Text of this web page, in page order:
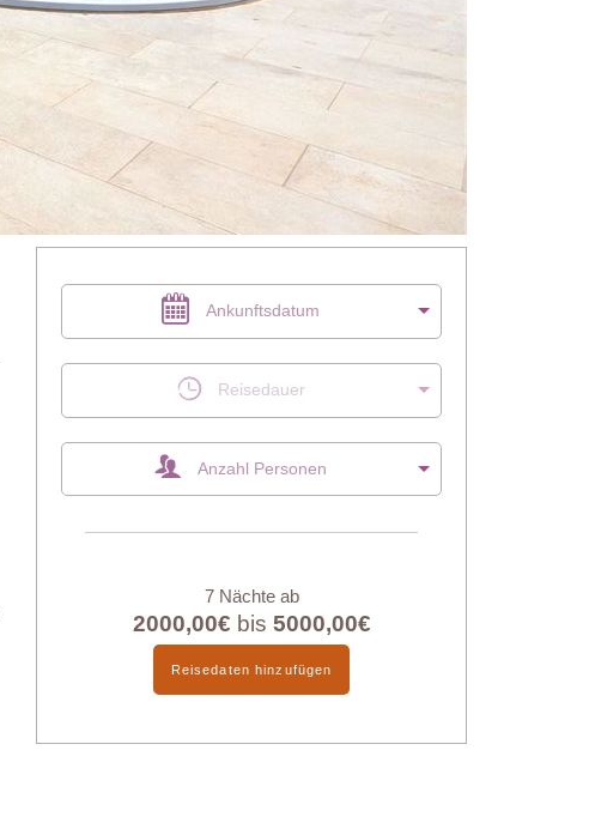
Ankunftsdatum
Reisedauer
Anzahl Personen
7 Nächte ab
2000,00€ bis 5000,00€
Reisedaten hinzufügen